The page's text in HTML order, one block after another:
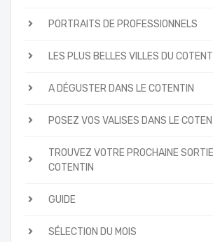
PORTRAITS DE PROFESSIONNELS
LES PLUS BELLES VILLES DU
A DÉGUSTER DANS LE COTENTIN
POSEZ VOS VALISES DANS LE
TROUVEZ VOTRE PROCHAINE
COTENTIN
GUIDE
SÉLECTION DU MOIS